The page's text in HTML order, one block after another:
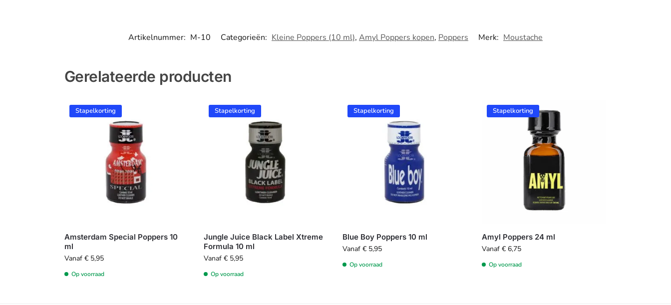
Artikelnummer: M-10 Categorieën: Kleine Poppers (10 ml), Amyl Poppers kopen, Poppers Merk: Moustache
Gerelateerde producten
Stapelkorting
Amsterdam Special Poppers 10
ml
Vanaf €5,95
Op voorraad
Stapelkorting
Jungle Juice Black Label Xtreme
Formula 10 ml
Vanaf €5,95
Op voorraad
Stapelkorting
Blue Boy Poppers 10 ml
Vanaf€ 5,95
Op voorraad
Stapelkorting
Amyl Poppers 24 ml
Vanaf€ 6,75
Op voorraad